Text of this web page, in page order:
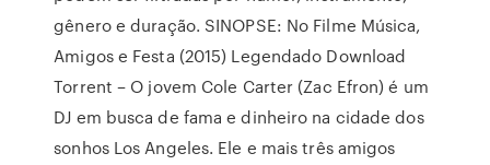
gênero e duração. SINOPSE: No Filme Música,
Amigos e Festa (2015) Legendado Download
Torrent – O jovem Cole Carter (Zac Efron) é um
DJ em busca de fama e dinheiro na cidade dos
sonhos Los Angeles. Ele e mais três amigos